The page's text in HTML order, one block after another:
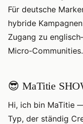
Für deutsche
hybride
Zugang zu
Micro‑Communities.
😎 MaTitie
Hi, ich bin MaTitie
Typ, der ständig